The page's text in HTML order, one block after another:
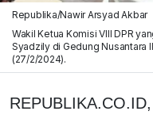
Republika/Nawir Arsyad Akbar
Wakil Ketua Komisi VIII DPR
Syadzily di Gedung Nusantara
(27/2/2024).